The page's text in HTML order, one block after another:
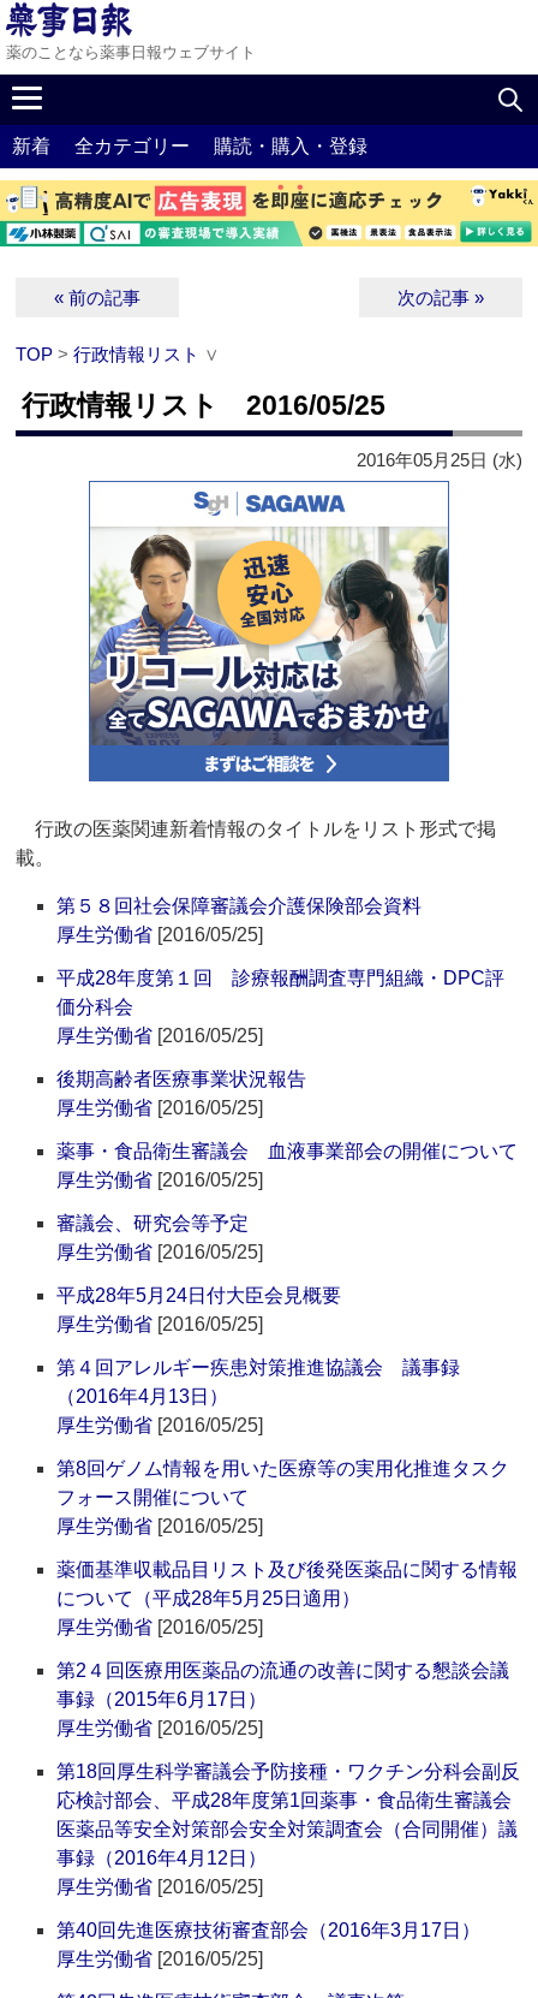
薬のことなら薬事日報ウェブサイト
新着 全カテゴリー 購読・購入・登録
« 前の記事 次の記事 »
TOP >行政情報リスト ∨
行政情報リスト 2016/05/25
2016年05月25日 (水)
行政の医薬関連新着情報のタイトルをリスト形式で掲
載。
第５８回社会保障審議会介護保険部会資料
厚生労働省 [2016/05/25]
平成28年度第１回 診療報酬調査専門組織・DPC評
価分科会
厚生労働省 [2016/05/25]
後期高齢者医療事業状況報告
厚生労働省 [2016/05/25]
薬事・食品衛生審議会 血液事業部会の開催について
厚生労働省 [2016/05/25]
審議会、研究会等予定
厚生労働省 [2016/05/25]
平成28年5月24日付大臣会見概要
厚生労働省 [2016/05/25]
第４回アレルギー疾患対策推進協議会 議事録
（2016年4月13日）
厚生労働省 [2016/05/25]
第8回ゲノム情報を用いた医療等の実用化推進タスク
フォース開催について
厚生労働省 [2016/05/25]
薬価基準収載品目リスト及び後発医薬品に関する情報
について（平成28年5月25日適用）
厚生労働省 [2016/05/25]
第2４回医療用医薬品の流通の改善に関する懇談会議
事録（2015年6月17日）
厚生労働省 [2016/05/25]
第18回厚生科学審議会予防接種・ワクチン分科会副反
応検討部会、平成28年度第1回薬事・食品衛生審議会
医薬品等安全対策部会安全対策調査会（合同開催）議
事録（2016年4月12日）
厚生労働省 [2016/05/25]
第40回先進医療技術審査部会（2016年3月17日）
厚生労働省 [2016/05/25]